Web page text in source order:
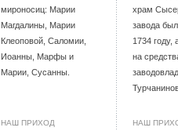
мироносиц: Марии
Магдалины, Марии
Клеоповой, Саломии,
Иоанны, Марфы и
Марии, Сусанны.
храм
завода
1734 году,
на
НАШ ПРИХОД НАШ